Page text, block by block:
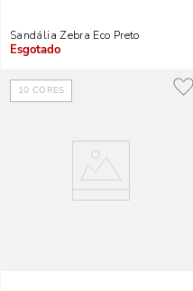
Sandália Zebra Eco Preto
Indisponível
10 CORES